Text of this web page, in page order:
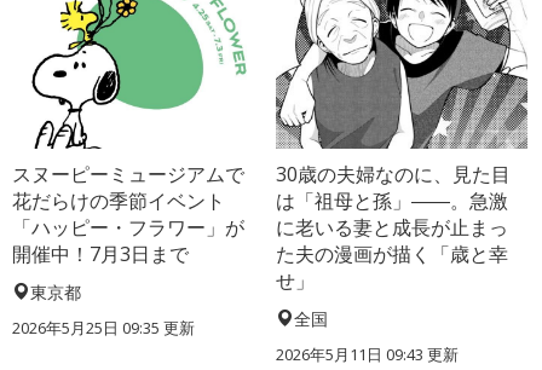
スヌーピーミュージアムで
花だらけの季節イベント
「ハッピー・フラワー」が
開催中！7月3日まで
東京都
2026年5月25日 09:35 更新
30歳の夫婦なのに、見た目
は「祖母と孫」――。急激
に老いる妻と成長が止まっ
た夫の漫画が描く「歳と幸
せ」
全国
2026年5月11日 09:43 更新